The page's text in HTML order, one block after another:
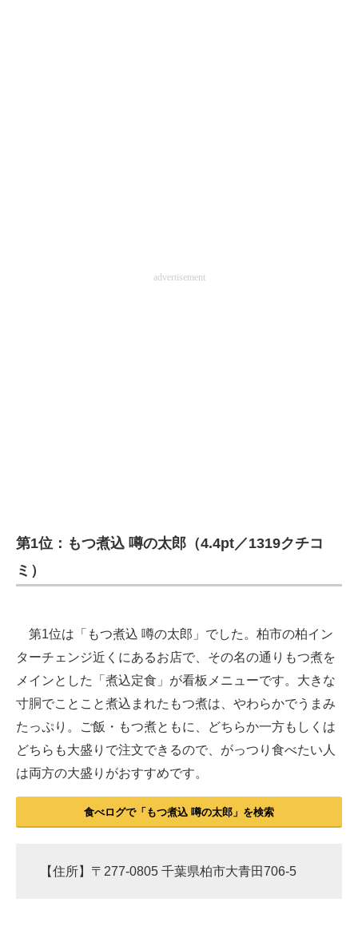
advertisement
第1位：もつ煮込 噂の太郎（4.4pt／1319クチコ
ミ）
第1位は「もつ煮込 噂の太郎」でした。柏市の柏イン
ターチェンジ近くにあるお店で、その名の通りもつ煮を
メインとした「煮込定食」が看板メニューです。大きな
寸胴でことこと煮込まれたもつ煮は、やわらかでうまみ
たっぷり。ご飯・もつ煮ともに、どちらか一方もしくは
どちらも大盛りで注文できるので、がっつり食べたい人
は両方の大盛りがおすすめです。
食べログで「もつ煮込 噂の太郎」を検索
【住所】〒277-0805 千葉県柏市大青田706-5